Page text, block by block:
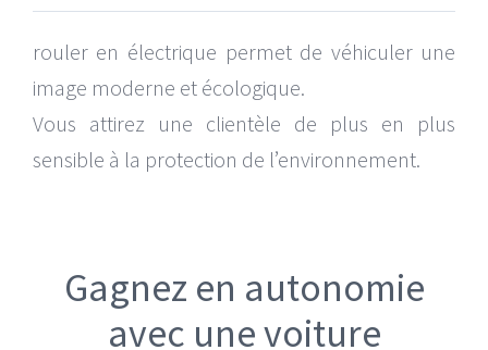
rouler en électrique permet de véhiculer une
image moderne et écologique.
Vous attirez une clientèle de plus en plus
sensible à la protection de l’environnement.
Gagnez en autonomie
avec une voiture